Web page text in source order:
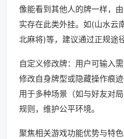
像能看到其他人的牌一样，
实存在此类外挂。如(山水云
北麻将)等，建议通过正规途
自定义修改牌：用户可输入
修改自身牌型或隐藏操作痕
用于多种场景（如与好友对
规则，维护公平环境。
聚焦相关游戏功能优势与特色